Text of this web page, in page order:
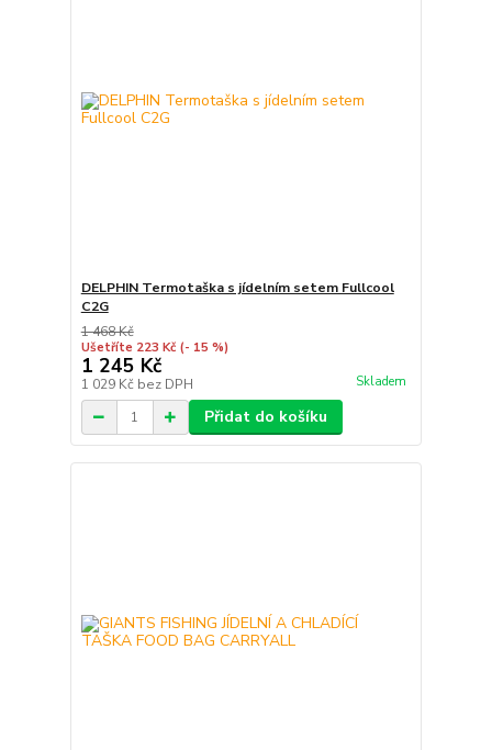
DELPHIN Termotaška s jídelním setem Fullcool
C2G
1 468 Kč
Ušetříte 223 Kč (- 15 %)
1 245 Kč
1 029 Kč bez DPH Skladem
Přidat do košíku